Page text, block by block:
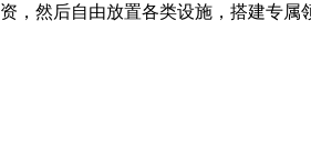
，然后自由放置各类设施，搭建专